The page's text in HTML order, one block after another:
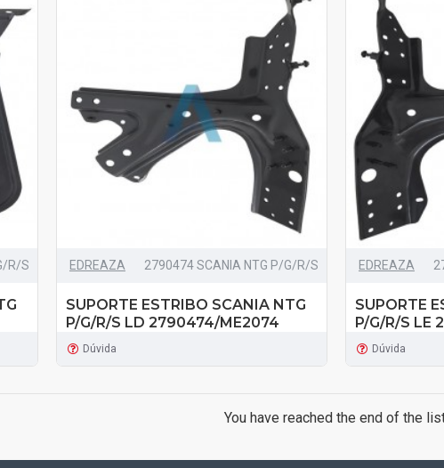
R/S EDREAZA 2790474 SCANIA NTG P/G/R/S
SUPORTE ESTRIBO SCANIA NTG
P/G/R/S LD 2790474/ME2074
Dúvida
EDREAZA
SUPORTE
P/G/R/S LE
Dúvida
You have reached the end of the